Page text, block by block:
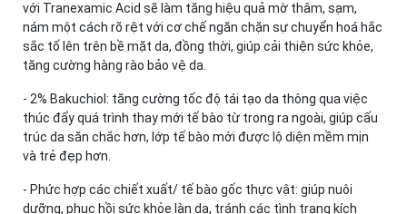
với Tranexamic Acid sẽ làm tăng hiệu quả mờ thâm, sạm,
nám một cách rõ rệt với cơ chế ngăn chặn sự chuyển hoá hắc
sắc tố lên trên bề mặt da, đồng thời, giúp cải thiện sức khỏe,
tăng cường hàng rào bảo vệ da.
- 2% Bakuchiol: tăng cường tốc độ tái tạo da thông qua việc
thúc đẩy quá trình thay mới tế bào từ trong ra ngoài, giúp cấu
trúc da săn chắc hơn, lớp tế bào mới được lộ diện mềm mịn
và trẻ đẹp hơn.
- Phức hợp các chiết xuất/ tế bào gốc thực vật: giúp nuôi
dưỡng, phục hồi sức khỏe làn da, tránh các tình trạng kích